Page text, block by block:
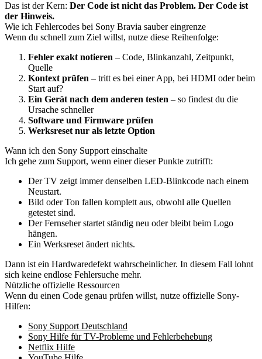
Das ist der Kern: Der Code ist nicht das Problem. Der Code ist
der Hinweis.
Wie ich Fehlercodes bei Sony Bravia sauber eingrenze
Wenn du schnell zum Ziel willst, nutze diese Reihenfolge:
Fehler exakt notieren – Code, Blinkanzahl, Zeitpunkt,
Quelle
Kontext prüfen – tritt es bei einer App, bei HDMI oder beim
Start auf?
Ein Gerät nach dem anderen testen – so findest du die
Ursache schneller
Software und Firmware prüfen
Werksreset nur als letzte Option
Wann ich den Sony Support einschalte
Ich gehe zum Support, wenn einer dieser Punkte zutrifft:
Der TV zeigt immer denselben LED-Blinkcode nach einem
Neustart.
Bild oder Ton fallen komplett aus, obwohl alle Quellen
getestet sind.
Der Fernseher startet ständig neu oder bleibt beim Logo
hängen.
Ein Werksreset ändert nichts.
Dann ist ein Hardwaredefekt wahrscheinlicher. In diesem Fall lohnt
sich keine endlose Fehlersuche mehr.
Nützliche offizielle Ressourcen
Wenn du einen Code genau prüfen willst, nutze offizielle Sony-
Hilfen:
Sony Support Deutschland
Sony Hilfe für TV-Probleme und Fehlerbehebung
Netflix Hilfe